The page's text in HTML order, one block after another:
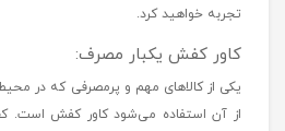
از گذشته تا به امروز در بیمارستان‌ها و
انتقال آلودگی و رعایت بهداشت
بیمارستانیازفروشگاه اینترنتی تامین
تجربه خواهید کرد.